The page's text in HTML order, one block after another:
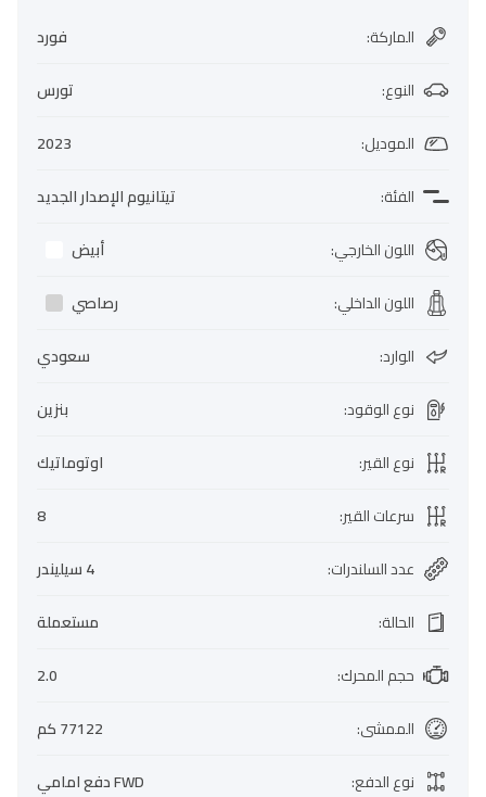
الماركة:
فورد
النوع:
تورس
الموديل:
2023
الفئة:
تيتانيوم الإصدار الجديد
اللون الخارجي:
أبيض
اللون الداخلي:
رصاصي
الوارد:
سعودي
نوع الوقود:
بنزين
نوع القير:
اوتوماتيك
سرعات القير:
8
عدد السلندرات:
4 سيليندر
الحالة:
مستعملة
حجم المحرك:
2.0
الممشى:
77122 كم
نوع الدفع:
FWD دفع امامي